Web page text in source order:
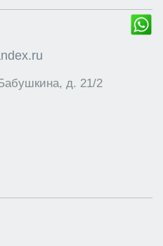
д. 21/2